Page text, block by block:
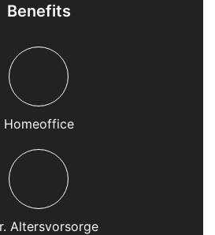
Benefits
Homeoffice
Altersvorsorge